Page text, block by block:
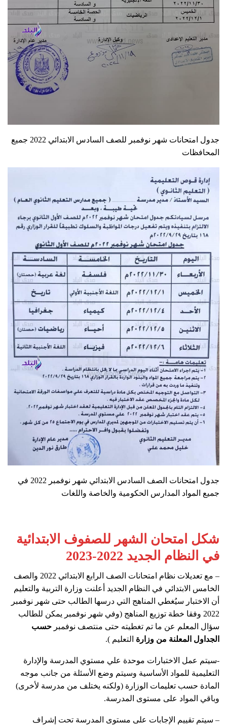
جدول امتحانات شهر نوفمبر للصف السادس الابتدائي 2022 جميع
المحافظات
جدول امتحانات الصف السادس الابتدائي شهر نوفمبر 2022 في
جميع المواد المدارس الحكومية والخاصة واللغات
شكل امتحان الشهر للصفوف الابتدائية
في النظام الجديد 2022-2023
– مع تعديلات نظام امتحانات الصف الرابع الابتدائي 2022 والصف
الخامس الابتدائي في النظام الجديد أعلنت وزارة التربية والتعليم
أن الاختبار سيُغطي المناهج التي درسها الطالب حتى شهر نوفمبر
2022 وفقا خطة توزيع المناهج (وفي شهر نوفمبر يمكن للطالب
سؤال المعلم عن ما تم تغطيته حتى منتصف نوفمبر حسب
الجداول المعلنة من وزارة التعليم ).
-سيتم عمل الاختبارات موحدة علي مستوي المدرسة والإدارة
التعليمية للمواد الأساسية وسيتم وضع الأسئلة من جانب موجه
المادة حسب تعليمات الوزارة (ولكنه يختلف من مدرسة لأخرى)
وباقي المواد على مستوى المدرسة.
– سيتم تقييم الإجابات على مستوى المدرسة تحت إشراف